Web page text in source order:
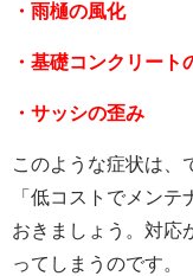
・雨樋の風化
・基礎コンクリート
・サッシの歪み
このような症状は、
「低コストでメン
おきましょう。対応
ってしまうのです。